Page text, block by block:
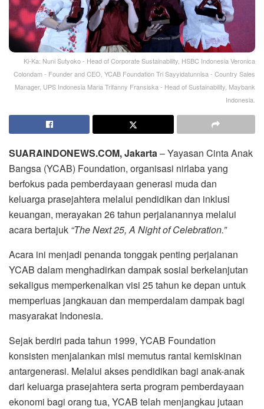
Ki-Ka: Nuni Sutyoko - Head of Corporate Sustainability, HSBC Indonesia Veronica
Colondam - Founder and CEO, YCAB Foundation Tri Sayyidatunnisa - Country Sales
Manager, UPS Indonesia Maria Trifanny Fransiska - Head of Sustainability, Maybank
Indonesia.
SUARAINDONEWS.COM,Jakarta– Yayasan Cinta Anak
Bangsa (YCAB) Foundation, organisasi nirlaba yang
berfokus pada pemberdayaan generasi muda dan
keluarga prasejahtera melalui pendidikan dan inklusi
keuangan, merayakan 26 tahun perjalanannya melalui
acara bertajuk “The Next 25, A Night of Celebration.”
Acara ini menjadi penanda tonggak penting perjalanan
YCAB dalam menghadirkan dampak sosial berkelanjutan
sekaligus memperkenalkan visi 25 tahun ke depan untuk
memperluas jangkauan dan memperdalam dampak bagi
masyarakat Indonesia.
Sejak berdiri pada tahun 1999, YCAB Foundation
konsisten menjalankan misi memutus rantai kemiskinan
antargenerasi. Melalui akses pendidikan bagi anak-anak
dari keluarga prasejahtera serta program pemberdayaan
ekonomi bagi orang tua, YCAB telah menjangkau jutaan